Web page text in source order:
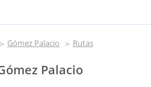
Gómez Palacio Rutas
Palacio